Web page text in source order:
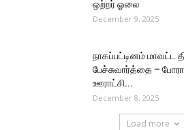
ஒற்றர் ஓலை
December 9, 2025
நாகப்பட்டினம் மாவட்ட
பேச்சுவார்த்தை –
ஊராட்சி...
December 8, 2025
Load more